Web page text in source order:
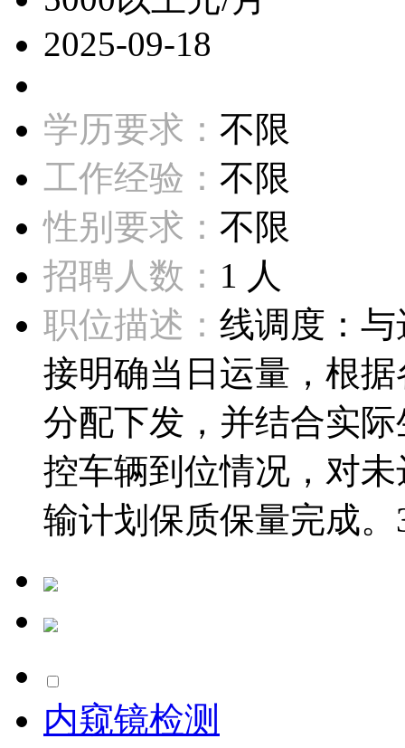
2025-09-18
学历要求： 不限
工作经验： 不限
性别要求： 不限
招聘人数： 1 人
职位描述： 线调度：
接明确当日运量，根
分配下发，并结合实
控车辆到位情况，对
输计划保质保量完成。
内窥镜检测